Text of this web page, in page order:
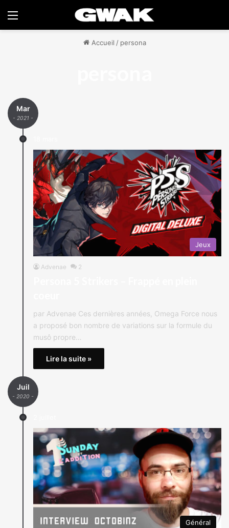
Menu
Accueil / persona
Mar
- 2021 -
Jeux
Advenae 2
par Advenae Ces dernières années, Omega Force nous
a proposé bon nombre de variations sur la formule du
musô propre…
Lire la suite »
Juil
- 2020 -
Général